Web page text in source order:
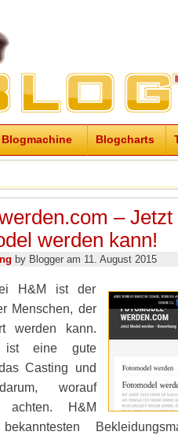
Blogmachine Blogcharts
– Jetzt
werden kann!
by Blogger am 11. August 2015
H&M ist der
Menschen, der
werden kann.
ist eine gute
Casting und
worauf
achten. H&M